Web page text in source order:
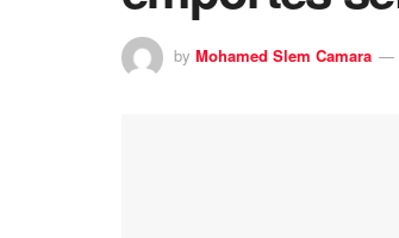
by Mohamed Slem Camara